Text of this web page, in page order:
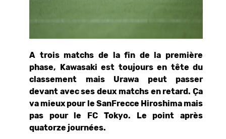
A trois matchs de la fin de la première
phase, Kawasaki est toujours en tête du
classement mais Urawa peut passer
devant avec ses deux matchs en retard. Ça
va mieux pour le SanFrecce Hiroshima mais
pas pour le FC Tokyo. Le point après
quatorze journées.